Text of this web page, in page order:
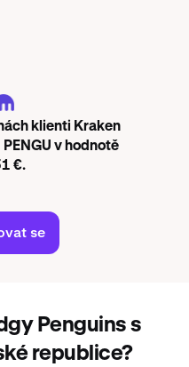
klienti Kraken
v hodnotě
€.
se
Penguins s
republice?